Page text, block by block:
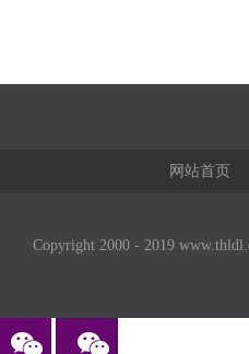
网站首页
Copyright 2000 - 2019